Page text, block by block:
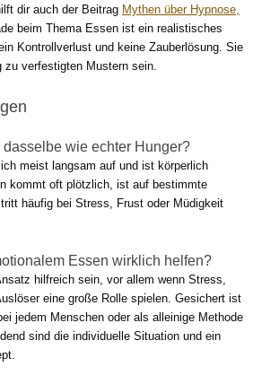
dir auch der Beitrag Mythen über Hypnose,
beim Thema Essen ist ein realistisches
Kontrollverlust und keine Zauberlösung. Sie
zu verfestigten Mustern sein.
dasselbe wie echter Hunger?
meist langsam auf und ist körperlich
kommt oft plötzlich, ist auf bestimmte
häufig bei Stress, Frust oder Müdigkeit
Essen wirklich helfen?
hilfreich sein, vor allem wenn Stress,
eine große Rolle spielen. Gesichert ist
jedem Menschen oder als alleinige Methode
sind die individuelle Situation und ein